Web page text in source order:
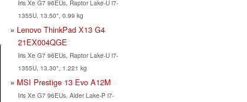
Iris Xe G7 96EUs, Raptor Lake-U i7-
1355U, 13.50", 0.99 kg
Lenovo ThinkPad X13 G4
21EX004QGE
Iris Xe G7 96EUs, Raptor Lake-U i7-
1355U, 13.30", 1.221 kg
MSI Prestige 13 Evo A12M
Iris Xe G7 96EUs, Alder Lake-P i7-